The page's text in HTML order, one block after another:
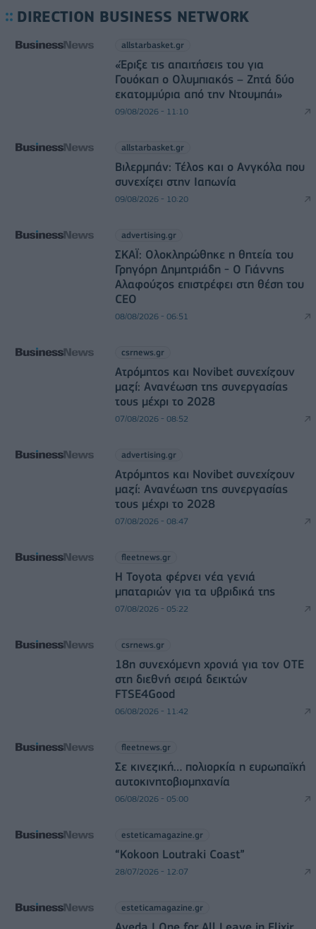
DIRECTION BUSINESS NETWORK
allstarbasket.gr
«Έριξε τις απαιτήσεις του για
Γουόκαπ ο Ολυμπιακός – Ζητά δύο
εκατομμύρια από την Ντουμπάι»
09/08/2026 - 11:10
allstarbasket.gr
Βιλερμπάν: Τέλος και ο Ανγκόλα που
συνεχίζει στην Ιαπωνία
09/08/2026 - 10:20
advertising.gr
ΣΚΑΪ: Ολοκληρώθηκε η θητεία του
Γρηγόρη Δημητριάδη - Ο Γιάννης
Αλαφούζος επιστρέφει στη θέση του
CEO
08/08/2026 - 06:51
csrnews.gr
Ατρόμητος και Novibet συνεχίζουν
μαζί: Ανανέωση της συνεργασίας
τους μέχρι το 2028
07/08/2026 - 08:52
advertising.gr
Ατρόμητος και Novibet συνεχίζουν
μαζί: Ανανέωση της συνεργασίας
τους μέχρι το 2028
07/08/2026 - 08:47
fleetnews.gr
Η Toyota φέρνει νέα γενιά
μπαταριών για τα υβριδικά της
07/08/2026 - 05:22
csrnews.gr
18η συνεχόμενη χρονιά για τον ΟΤΕ
στη διεθνή σειρά δεικτών
FTSE4Good
06/08/2026 - 11:42
fleetnews.gr
Σε κινεζική… πολιορκία η ευρωπαϊκή
αυτοκινητοβιομηχανία
06/08/2026 - 05:00
esteticamagazine.gr
“Kokoon Loutraki Coast”
28/07/2026 - 12:07
esteticamagazine.gr